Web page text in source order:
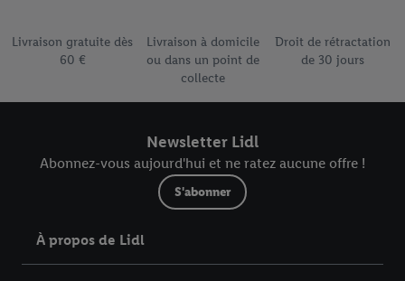
Livraison gratuite dès
60 €
Livraison à domicile
ou dans un point de
collecte
Droit de rétractation
de 30 jours
Newsletter Lidl
Abonnez-vous aujourd'hui et ne ratez aucune offre !
S'abonner
À propos de Lidl
données
Vous trouverez les impressions ici.